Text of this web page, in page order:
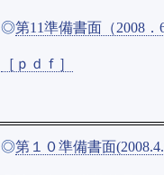
◎第11準備書面（2008．6
［ｐｄｆ］
◎第１０準備書面